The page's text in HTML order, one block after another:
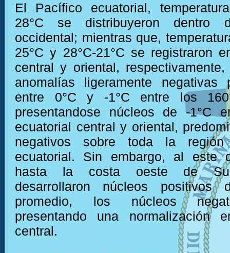
El Pacífico ecuatorial,
28°C se distribuyeron dentro
occidental; mientras que,
25°C y 28°C-21°C se registraron
central y oriental, respectivamente,
anomalías ligeramente negativas
entre 0°C y -1°C entre los
presentandose núcleos de -1°C
ecuatorial central y oriental,
negativos sobre toda la
ecuatorial. Sin embargo, al este
hasta la costa oeste de
desarrollaron núcleos positivos
promedio, los núcleos
presentando una normalización
central.